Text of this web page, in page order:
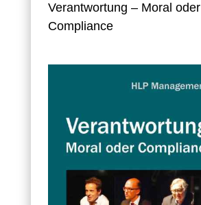
Verantwortung – Moral oder
Compliance